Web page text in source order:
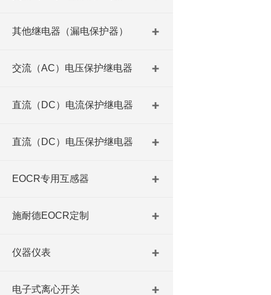
其他继电器（漏电保护器）
交流（AC）电压保护继电器
直流（DC）电流保护继电器
直流（DC）电压保护继电器
EOCR专用互感器
施耐德EOCR定制
仪器仪表
电子式离心开关